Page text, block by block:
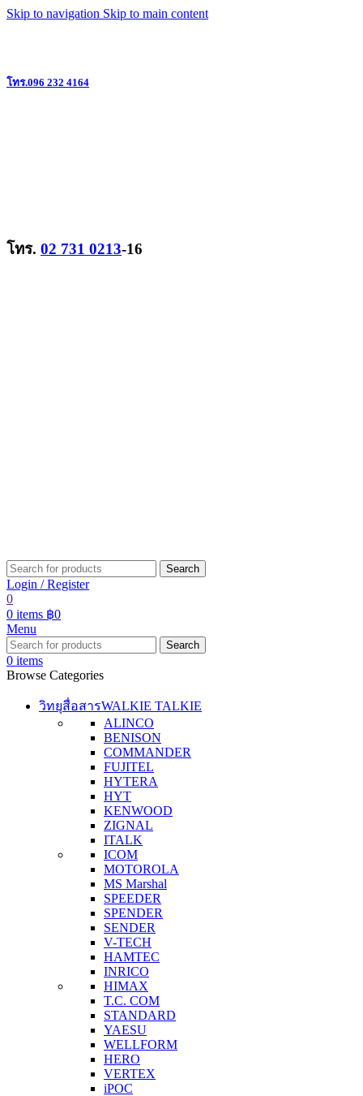
Skip to navigation Skip to main content
โทร.096 232 4164
โทร. 02 731 0213-16
Search
Login / Register
0
0 items ฿0
Menu
Search
0 items
Browse Categories
วิทยุสื่อสารWALKIE TALKIE
ALINCO
BENISON
COMMANDER
FUJITEL
HYTERA
HYT
KENWOOD
ZIGNAL
ITALK
ICOM
MOTOROLA
MS Marshal
SPEEDER
SPENDER
SENDER
V-TECH
HAMTEC
INRICO
HIMAX
T.C. COM
STANDARD
YAESU
WELLFORM
HERO
VERTEX
iPOC